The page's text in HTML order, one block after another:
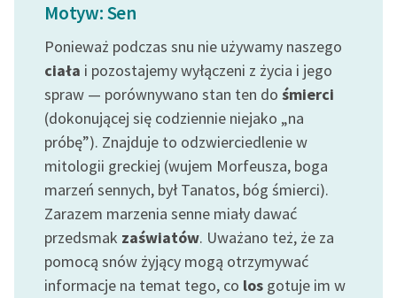
Kolekcje edukacyjne
twórców przechodzących
do domeny publicznej,
lektur szkolnych oraz
Starego Testamentu
Odkurzamy bohaterów
Szkoła Poezji Wolnych
O nas
Kontakt
Motyw: Sen
Ponieważ podczas snu nie używamy naszego
ciała i pozostajemy wyłączeni z życia i jego
spraw — porównywano stan ten do śmierci
(dokonującej się codziennie niejako „na
próbę”). Znajduje to odzwierciedlenie w
mitologii greckiej (wujem Morfeusza, boga
marzeń sennych, był Tanatos, bóg śmierci).
Zarazem marzenia senne miały dawać
przedsmak zaświatów. Uważano też, że za
pomocą snów żyjący mogą otrzymywać
informacje na temat tego, co los gotuje im w